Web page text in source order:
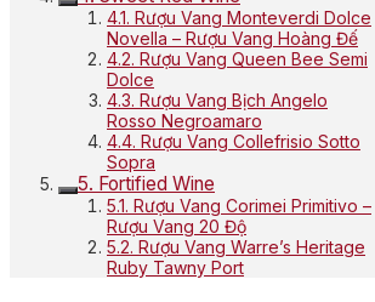
4.1. Rượu Vang Monteverdi Dolce
Novella – Rượu Vang Hoàng Đế
4.2. Rượu Vang Queen Bee Semi
Dolce
4.3. Rượu Vang Bịch Angelo
Rosso Negroamaro
4.4. Rượu Vang Collefrisio Sotto
Sopra
5. Fortified Wine
5.1. Rượu Vang Corimei Primitivo –
Rượu Vang 20 Độ
5.2. Rượu Vang Warre’s Heritage
Ruby Tawny Port